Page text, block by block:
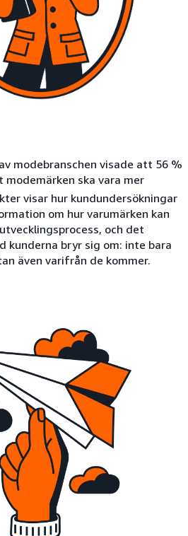
modebranschen visade att 56 %
modemärken ska vara mer
visar hur kundundersökningar
om hur varumärken kan
och det
kunderna bryr sig om: inte bara
även varifrån de kommer.